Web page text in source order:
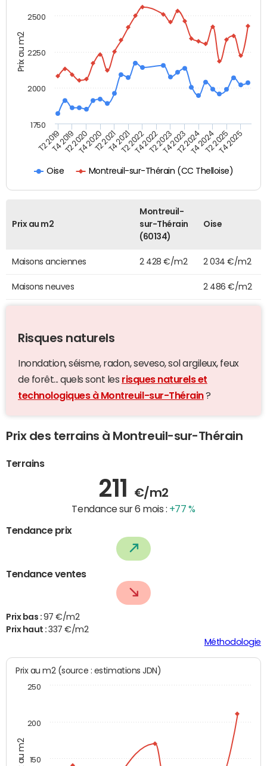
Prix au m2
Oise Montreuil-sur-Thérain (CC Thelloise)
T2 2019T4 2019T2 2020T4 2020T2 2021T4 2021T2 2022T4 2022T2 2023T4 2023T2 2024T4 2024T2 2025T4 2025
2000
1750
2250
2500
Prix au m2
Montreuil-
sur-Thérain
(60134)
Oise
Maisons anciennes 2 428 €/m2 2 034 €/m2
Maisons neuves 2 486 €/m2
Risques naturels
Inondation, séisme, radon, seveso, sol argileux, feux
de forêt... quels sont les risques naturels et
technologiques à Montreuil-sur-Thérain?
Prix des terrains à Montreuil-sur-Thérain
Terrains
211 €/m2
Tendance sur 6 mois : +77 %
Tendance prix
Tendance ventes
Prix bas : 97 €/m2
Prix haut :337 €/m2
Méthodologie
Prix au m2 (source : estimations JDN)
150
200
250